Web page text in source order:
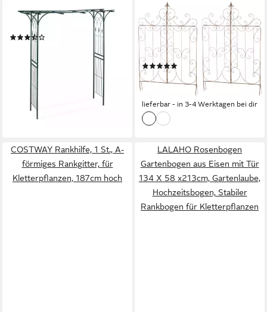
RELAXDAYS
Rosenbogen Metall eckig
79,99 €
lieferbar - in 3-4 Werktagen bei dir
CLP
Rankgitter Mandevilla Set, 2
St., 2er, Gartendekoration im
Landhausstil
99,90 € UVP 127,90 €
-22%
lieferbar - in 3-4 Werktagen bei dir
COSTWAY Rankhilfe, 1 St., A-
förmiges Rankgitter, für
Kletterpflanzen, 187cm hoch
LALAHO Rosenbogen
Gartenbogen aus Eisen mit Tür
134 X 58 x213cm, Gartenlaube,
Hochzeitsbogen, Stabiler
Rankbogen für Kletterpflanzen